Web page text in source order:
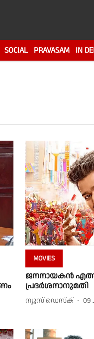
SOCIAL PRAVASAM IN
MOVIES
ജനനായകൻ
പ്രദർശനാനുമതി
ന്യൂസ് ഡെസ്ക് 09